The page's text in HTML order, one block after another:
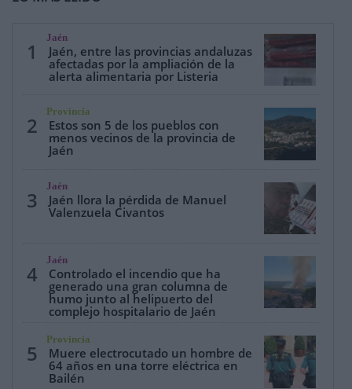
1
Jaén
Jaén, entre las provincias andaluzas
afectadas por la ampliación de la
alerta alimentaria por Listeria
2
Provincia
Estos son 5 de los pueblos con
menos vecinos de la provincia de
Jaén
3
Jaén
Jaén llora la pérdida de Manuel
Valenzuela Civantos
4
Jaén
Controlado el incendio que ha
generado una gran columna de
humo junto al helipuerto del
complejo hospitalario de Jaén
5
Provincia
Muere electrocutado un hombre de
64 años en una torre eléctrica en
Bailén